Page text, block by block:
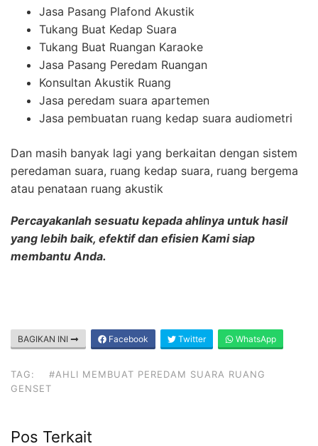
Jasa Pasang Plafond Akustik
Tukang Buat Kedap Suara
Tukang Buat Ruangan Karaoke
Jasa Pasang Peredam Ruangan
Konsultan Akustik Ruang
Jasa peredam suara apartemen
Jasa pembuatan ruang kedap suara audiometri
Dan masih banyak lagi yang berkaitan dengan sistem
peredaman suara, ruang kedap suara, ruang bergema
atau penataan ruang akustik
Percayakanlah sesuatu kepada ahlinya untuk hasil
yang lebih baik, efektif dan efisien Kami siap
membantu Anda.
BAGIKAN INI Facebook Twitter WhatsApp
TAG:
#AHLI MEMBUAT PEREDAM SUARA RUANG
GENSET
Pos Terkait